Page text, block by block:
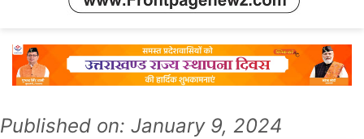
Published on: January 9, 2024